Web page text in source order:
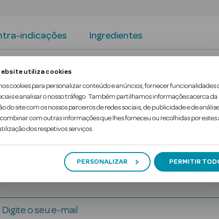
utiliza cookies
cookies para personalizar conteúdo e anúncios, fornecer funcionalidades
e analisar o nosso tráfego. Também partilhamos informações acerca da
do site com os nossos parceiros de redes sociais, de publicidade e de
com outras informações que lhes forneceu ou recolhidas por estes
dos respetivos serviços.
PERSONALIZAR PERMITIR
indicações Ingredientes
Plus® são descartáveis diárias. Pode ter a
refrescante durante todo o dia.
Digite o seu e-mail